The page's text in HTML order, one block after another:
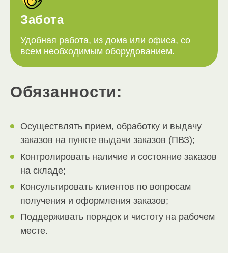
Забота
Удобная работа, из дома или офиса, со
всем необходимым оборудованием.
Обязанности:
Осуществлять прием, обработку и выдачу
заказов на пункте выдачи заказов (ПВЗ);
Контролировать наличие и состояние заказов
на складе;
Консультировать клиентов по вопросам
получения и оформления заказов;
Поддерживать порядок и чистоту на рабочем
месте.